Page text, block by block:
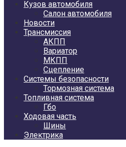
Кузов автомобиля
Салон автомобиля
Новости
Трансмиссия
АКПП
Вариатор
МКПП
Сцепление
Системы безопасности
Тормозная система
Топливная система
Гбо
Ходовая часть
Шины
Электрика